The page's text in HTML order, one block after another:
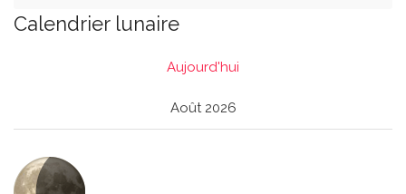
Calendrier lunaire
Aujourd'hui
Août 2026